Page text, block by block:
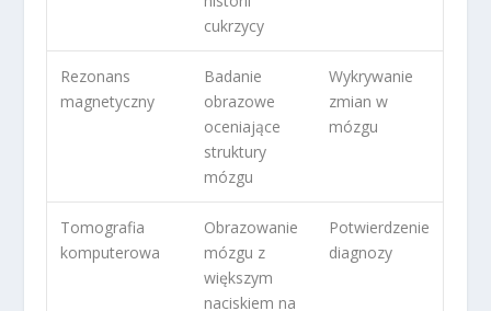
cukrzycy
Rezonans
magnetyczny
Badanie
obrazowe
oceniające
struktury
mózgu
Wykrywanie
zmian w
mózgu
Tomografia
komputerowa
Obrazowanie
mózgu z
większym
naciskiem na
Potwierdzenie
diagnozy